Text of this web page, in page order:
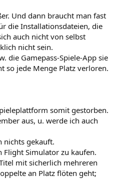
Und dann braucht man fast
die Installationsdateien, die
auch nicht von selbst
nicht sein.
die Gamepass-Spiele-App sie
so jede Menge Platz verloren.
somit gestorben.
aus, u. werde ich auch
nichts gekauft.
Flight Simulator zu kaufen.
mit sicherlich mehreren
an Platz flöten geht;